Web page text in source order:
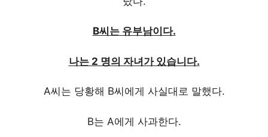
B씨는 유부남이다.
나는 2 명의 자녀가 있습니다.
A씨는 당황해 B씨에게 사실대로 말했다.
B는 A에게 사과한다.